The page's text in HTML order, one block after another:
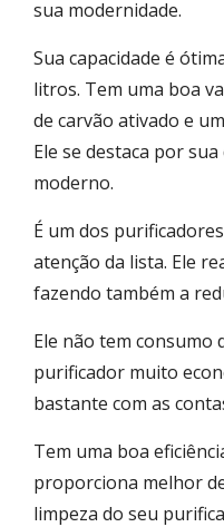
sua modernidade.
Sua capacidade é
litros. Tem uma boa
de carvão ativado e
Ele se destaca por
moderno.
É um dos
atenção da lista. Ele
fazendo também a
Ele não tem consumo
purificador muito
bastante com as
Tem uma boa
proporciona melhor
limpeza do seu